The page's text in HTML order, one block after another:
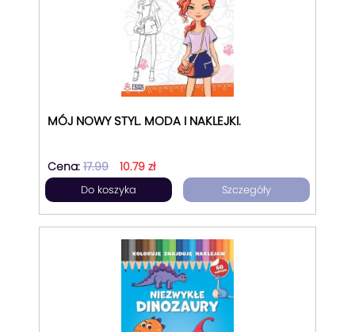
MÓJ NOWY STYL. MODA I NAKLEJKI.
Cena: 17.99 10.79 zł
Do koszyka Szczegóły